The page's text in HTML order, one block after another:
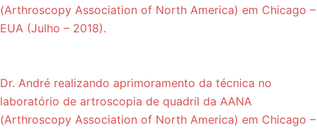
(Arthroscopy Association of North America) em Chicago –
EUA (Julho – 2018).
Dr. André realizando aprimoramento da técnica no
laboratório de artroscopia de quadril da AANA
(Arthroscopy Association of North America) em Chicago –